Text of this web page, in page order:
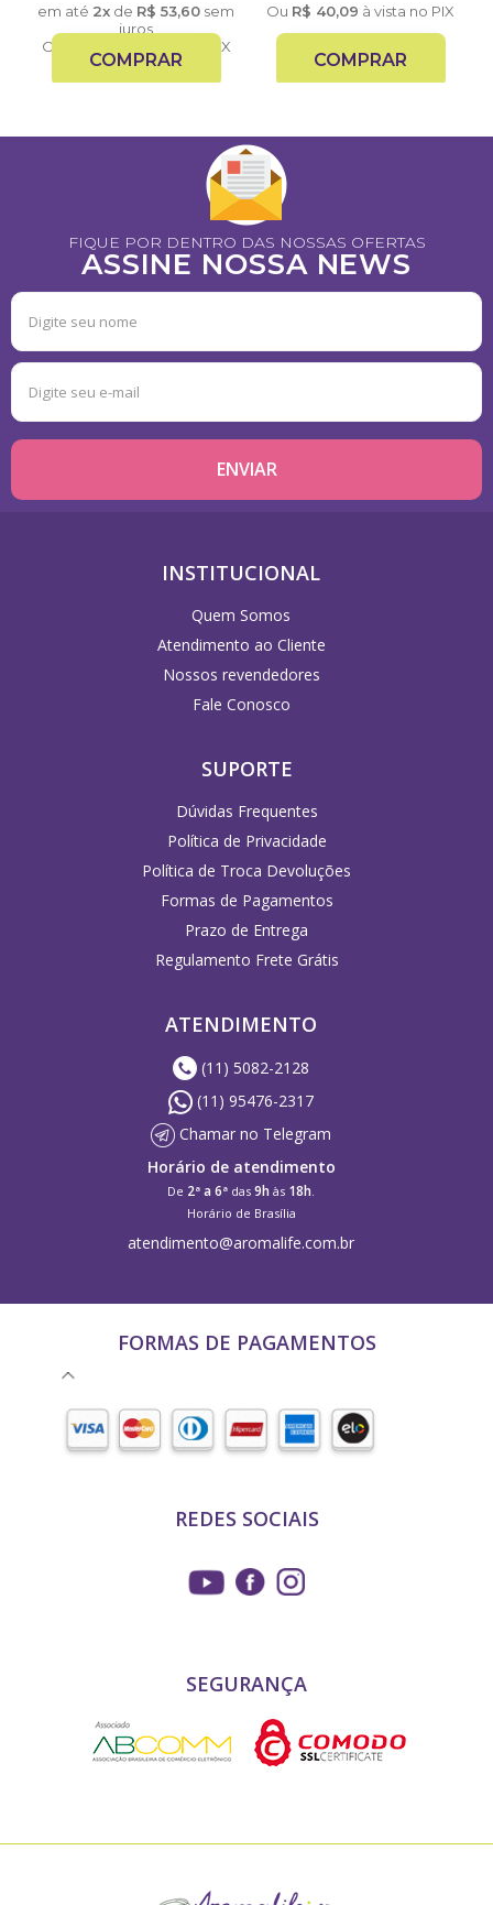
em até 2x de R$53,60 sem
juros
Ou
à vista no PIX
COMPRAR
Ou R$ 40,09 à vista no PIX
COMPRAR
FIQUE POR DENTRO DAS NOSSAS OFERTAS
ASSINE NOSSA NEWS
INSTITUCIONAL
Quem Somos
Atendimento ao Cliente
Nossos revendedores
Fale Conosco
SUPORTE
Dúvidas Frequentes
Política de Privacidade
Política de Troca Devoluções
Formas de Pagamentos
Prazo de Entrega
Regulamento Frete Grátis
ATENDIMENTO
(11) 5082-2128
(11) 95476-2317
Chamar no Telegram
Horário de atendimento
De 2ª a 6ª das 9h às 18h
Horário de Brasília
atendimento@aromalife.com.br
FORMAS DE PAGAMENTOS
REDES SOCIAIS
SEGURANÇA